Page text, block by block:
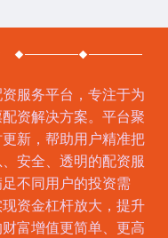
服务平台，专注于为
资解决方案。平台聚
新，帮助用户精准把
安全、透明的配资服
不同用户的投资需
资金杠杆放大，提升
富增值更简单、更高